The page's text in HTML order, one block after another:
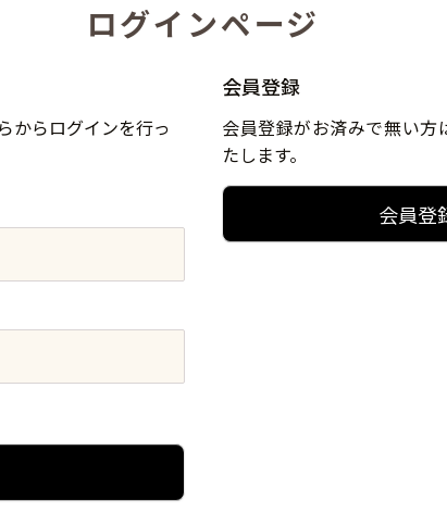
ログインページ
からログインを行っ
会員登録
会員登録がお済みで無い
たします。
会員登